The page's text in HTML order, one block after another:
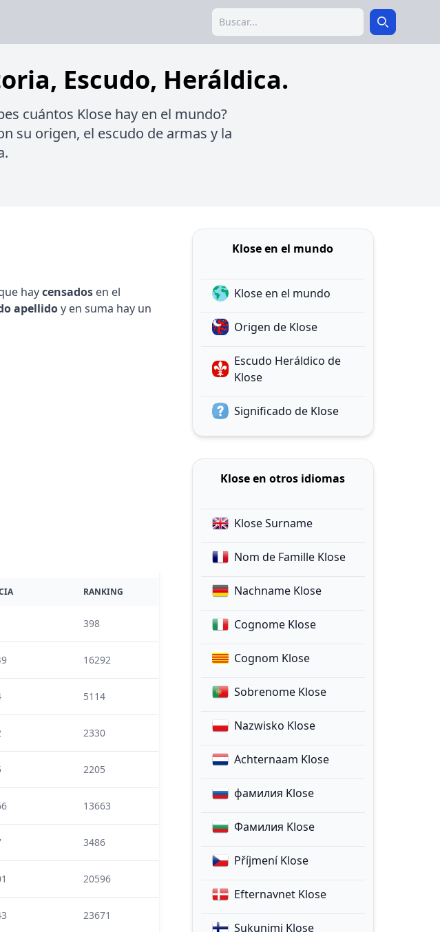
Search Search
Escudo, Heráldica.
cuántos Klose hay en el mundo?
su origen, el escudo de armas y la
haycensados en el
apellidoy en suma hay un
RANKING
398
16292
5114
2330
2205
13663
3486
20596
23671
Klose en el mundo
Klose en el mundo
Origen de Klose
Escudo Heráldico de
Klose
Significado de Klose
Klose en otros idiomas
Klose Surname
Nom de Famille Klose
Nachname Klose
Cognome Klose
Cognom Klose
Sobrenome Klose
Nazwisko Klose
Achternaam Klose
фамилия Klose
Фамилия Klose
Příjmení Klose
Efternavnet Klose
Sukunimi Klose